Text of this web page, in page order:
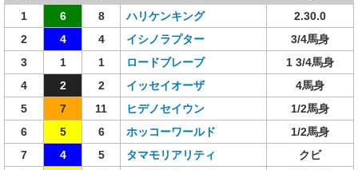
1 6 8 ハリケンキング
2.30.0
2
4 4 イシノラプター
3/4馬身
3
1 1 ロードブレーブ
1 3/4馬身
4
2 2 イッセイオーザ
4馬身
5
7 11 ヒデノセイウン
1/2馬身
6
5 6 ホッコーワールド
1/2馬身
7
4 5 タマモリアリティ
クビ